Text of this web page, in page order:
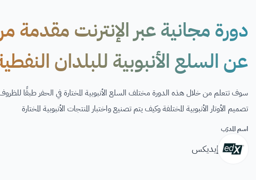
عن السلع الأنبوبية للبلدان
سوف تتعلم من خلال هذه الدورة مختلف السلع الأنبوبية المختارة في الحفر طبقًا
تصميم الأوتار الأنبوبية المختلفة وكيف يتم تصنيع واختبار المنتجات الأنبوبية المختارة
اسم المدرّب
إيديكس